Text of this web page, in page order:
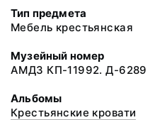
Тип предмета
Мебель крестьянская
Музейный номер
АМДЗ КП-11992. Д-6289
Альбомы
Крестьянские кровати